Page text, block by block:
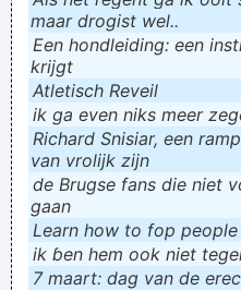
maar drogist wel..
Een hondleiding: een
krijgt
Atletisch Reveil
ik ga even niks meer
Richard Snisiar, een
van vrolijk zijn
de Brugse fans die niet
gaan
Learn how to fop people
ik ɓen hem ook niet
7 maart: dag van de